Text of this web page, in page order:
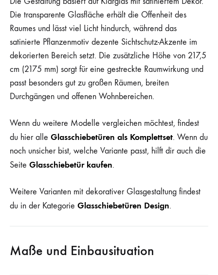
Die transparente Glasfläche erhält die Offenheit des
Raumes und lässt viel Licht hindurch, während das
satinierte Pflanzenmotiv dezente Sichtschutz-Akzente im
dekorierten Bereich setzt. Die zusätzliche Höhe von 217,5
cm (2175 mm) sorgt für eine gestreckte Raumwirkung und
passt besonders gut zu großen Räumen, breiten
Durchgängen und offenen Wohnbereichen.
Wenn du weitere Modelle vergleichen möchtest, findest
du hier alle Glasschiebetüren als Komplettset. Wenn du
noch unsicher bist, welche Variante passt, hilft dir auch die
Seite Glasschiebetür kaufen.
Weitere Varianten mit dekorativer Glasgestaltung findest
du in der Kategorie Glasschiebetüren Design.
Maße und Einbausituation